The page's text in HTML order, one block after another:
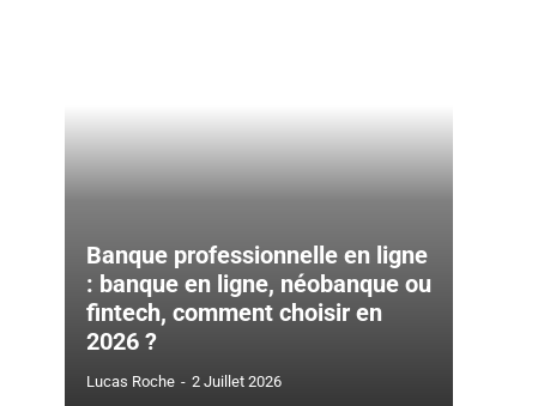
Banque professionnelle en ligne
: banque en ligne, néobanque ou
fintech, comment choisir en
2026 ?
Lucas Roche - 2 Juillet 2026